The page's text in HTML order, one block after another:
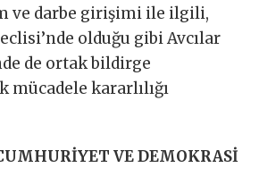
ve darbe girişimi ile ilgili,
olduğu gibi Avcılar
de ortak bildirge
mücadele kararlılığı
VE DEMOKRASİ